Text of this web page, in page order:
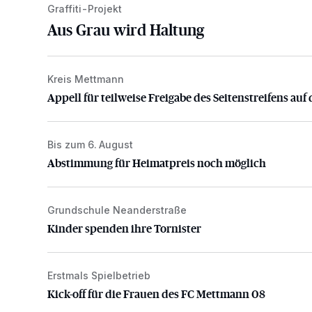
Graffiti-Projekt
Aus Grau wird Haltung
Appell für teilweise Freigabe des Seitenstreifens auf
Kreis Mettmann
Appell für teilweise Freigabe des Seitenstreifens auf
Abstimmung für Heimatpreis noch möglich
Bis zum 6. August
Abstimmung für Heimatpreis noch möglich
Kinder spenden ihre Tornister
Grundschule Neanderstraße
Kinder spenden ihre Tornister
Kick-off für die Frauen des FC Mettmann 08
Erstmals Spielbetrieb
Kick-off für die Frauen des FC Mettmann 08